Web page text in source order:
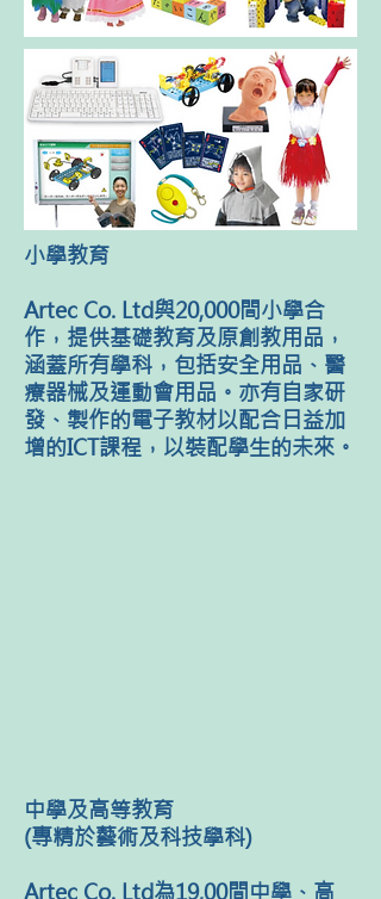
小學教育
Artec Co. Ltd與20,000間小學合
作，提供基礎教育及原創教用品，
涵蓋所有學科，包括安全用品、醫
療器械及運動會用品。亦有自家研
發、製作的電子教材以配合日益加
增的ICT課程，以裝配學生的未來。
中學及高等教育
(專精於藝術及科技學科)
Artec Co. Ltd為19,00間中學、高